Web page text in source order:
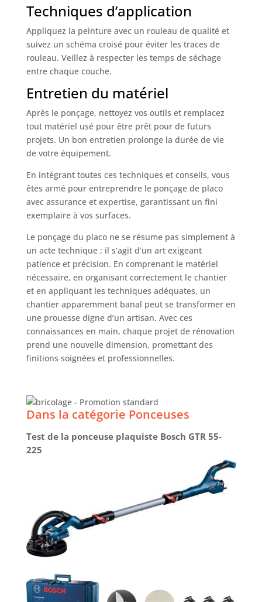
Techniques d’application
Appliquez la peinture avec un rouleau de qualité et
suivez un schéma croisé pour éviter les traces de
rouleau. Veillez à respecter les temps de séchage
entre chaque couche.
Entretien du matériel
Après le ponçage, nettoyez vos outils et remplacez
tout matériel usé pour être prêt pour de futurs
projets. Un bon entretien prolonge la durée de vie
de votre équipement.
En intégrant toutes ces techniques et conseils, vous
êtes armé pour entreprendre le ponçage de placo
avec assurance et expertise, garantissant un fini
exemplaire à vos surfaces.
Le ponçage du placo ne se résume pas simplement à
un acte technique ; il s’agit d’un art exigeant
patience et précision. En comprenant le matériel
nécessaire, en organisant correctement le chantier
et en appliquant les techniques adéquates, un
chantier apparemment banal peut se transformer en
une prouesse digne d’un artisan. Avec ces
connaissances en main, chaque projet de rénovation
prend une nouvelle dimension, promettant des
finitions soignées et professionnelles.
Dans la catégorie Ponceuses
Test de la ponceuse plaquiste Bosch GTR 55-
225